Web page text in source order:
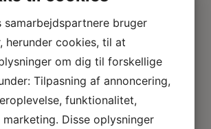
samarbejdspartnere bruger
herunder cookies, til at
om dig til forskellige
Tilpasning af annoncering,
funktionalitet,
Disse oplysninger